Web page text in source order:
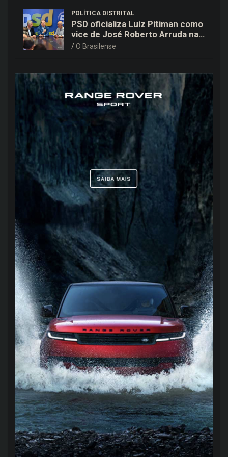
POLÍTICA DISTRITAL
PSD oficializa Luiz Pitiman como
vice de José Roberto Arruda na
corrida pelo GDF
O Brasilense